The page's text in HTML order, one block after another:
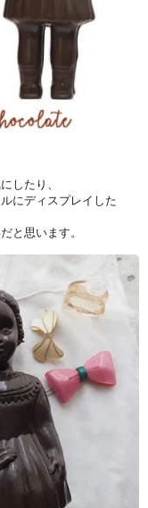
したり、
にディスプレイした
と思います。